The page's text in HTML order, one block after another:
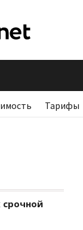
Тарифы
срочной